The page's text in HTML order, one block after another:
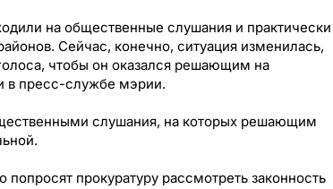
на общественные слушания и практически
Сейчас, конечно, ситуация изменилась,
чтобы он оказался решающим на
в пресс-службе мэрии.
слушания, на которых решающим
прокуратуру рассмотреть законность